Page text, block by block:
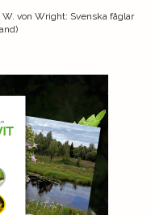
von Wright: Svenska fåglar